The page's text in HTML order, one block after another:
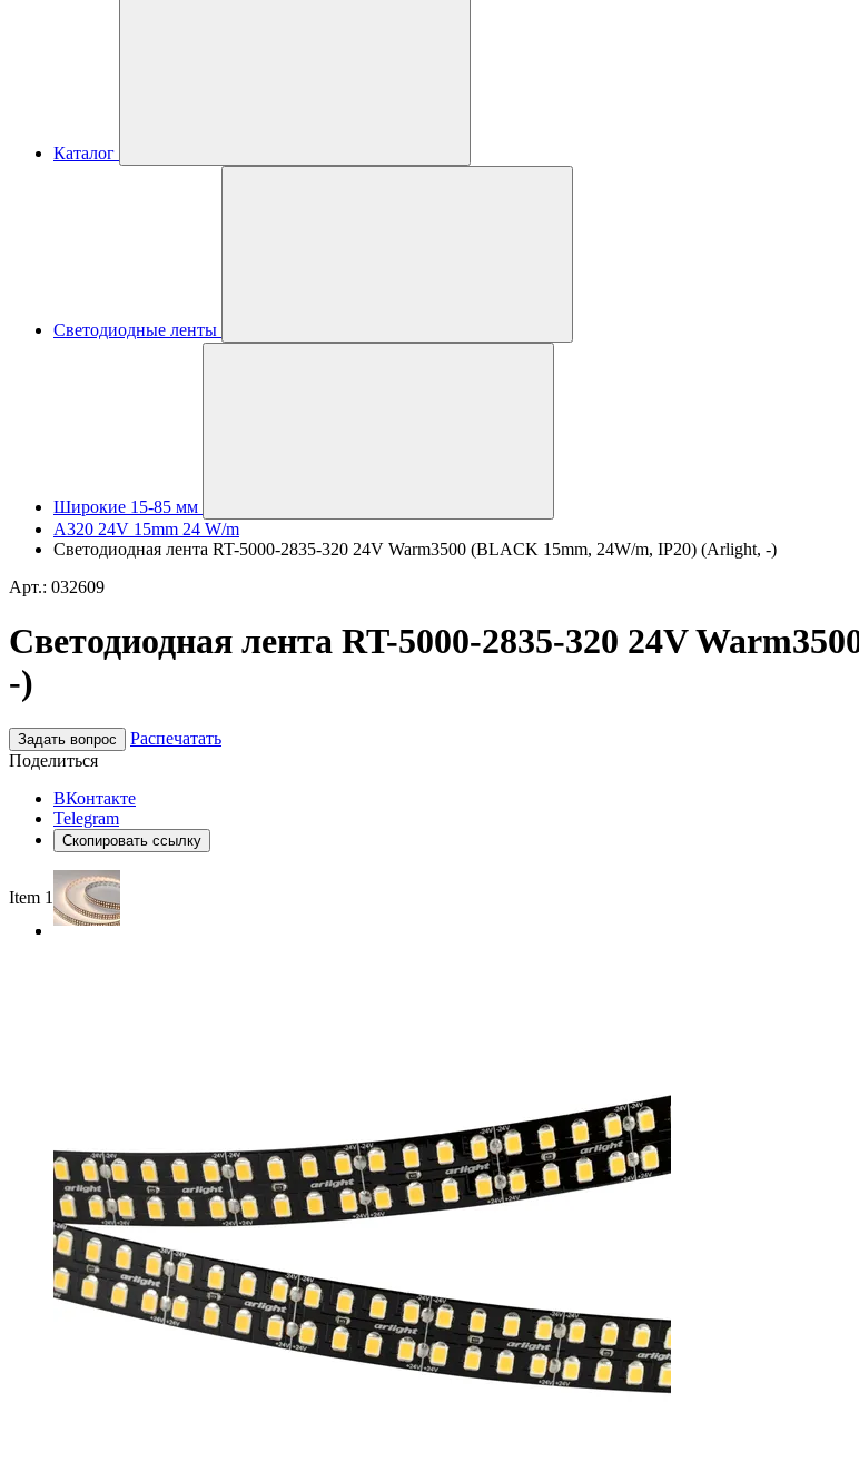
Каталог
Светодиодные ленты
Широкие 15-85 мм
A320 24V 15mm 24 W/m
Светодиодная лента RT-5000-2835-320 24V Warm3500 (BLACK 15mm, 24W/m, IP20) (Arlight, -)
Арт.: 032609
Светодиодная лента RT-5000-2835-320 24V
-)
Задать вопрос
Распечатать
Поделиться
ВКонтакте
Telegram
Скопировать ссылку
Item 1 of 2